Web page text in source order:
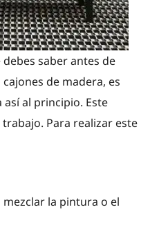
saber antes de
de madera, es
así al principio. Este
Para realizar este
la pintura o el